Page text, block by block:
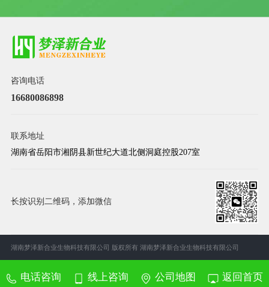
咨询电话
16680086898
联系地址
湖南省岳阳市湘阴县新世纪大道北侧洞庭控股207室
长按识别二维码，添加微信
湖南梦泽新合业生物科技有限公司 版权所有 湖南梦泽新合业生物科技有限公司
电话咨询 线上咨询 公司地图 返回首页